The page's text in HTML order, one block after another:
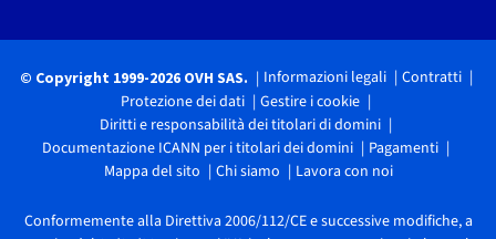
© Copyright 1999-2026 OVH SAS. Informazioni legali
Contratti
Protezione dei dati
Gestire i cookie
Diritti e responsabilità dei titolari di domini
Documentazione ICANN per i titolari dei domini
Pagamenti
Mappa del sito
Chi siamo Lavora con noi
Conformemente alla Direttiva 2006/112/CE e successive modifiche, a